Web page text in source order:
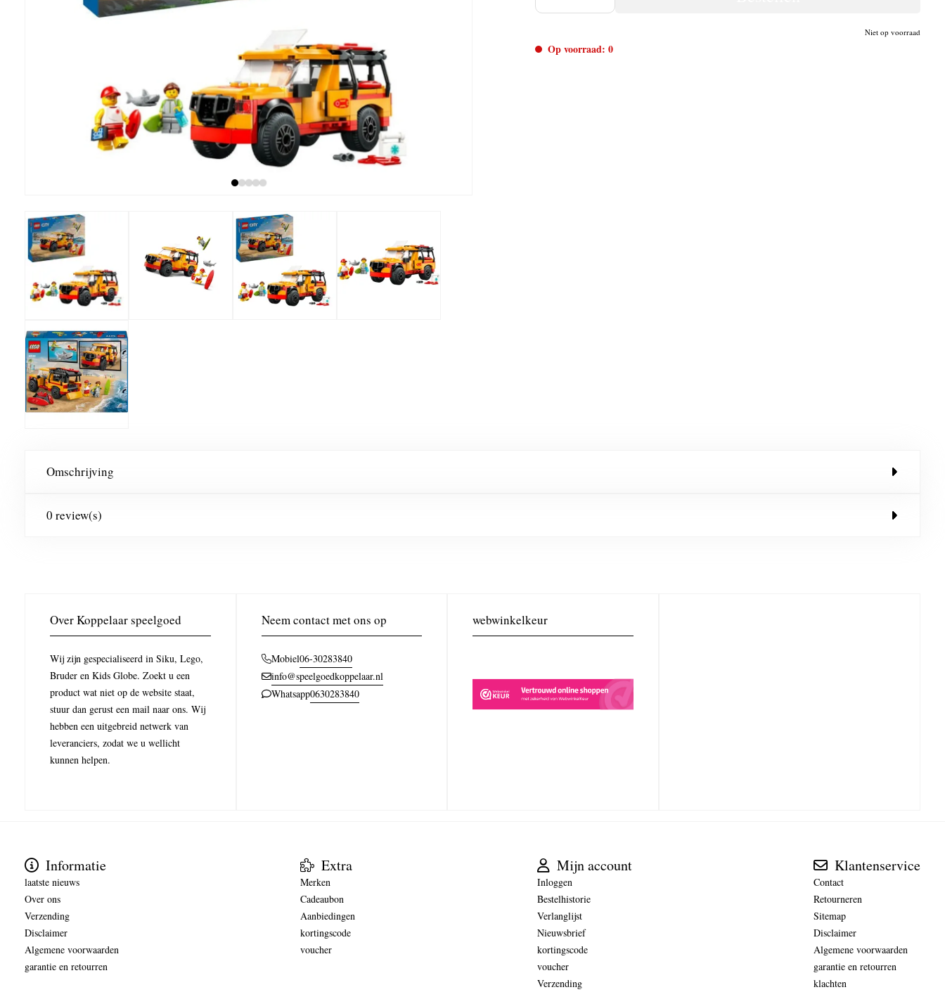
Niet op voorraad
Op voorraad: 0
Omschrijving
0 review(s)
Over Koppelaar speelgoed
Wij zijn gespecialiseerd in Siku, Lego,
Bruder en Kids Globe. Zoekt u een
product wat niet op de website staat,
stuur dan gerust een mail naar ons. Wij
hebben een uitgebreid netwerk van
leveranciers, zodat we u wellicht
kunnen helpen.
Neem contact met ons op
Mobiel06-30283840
info@speelgoedkoppelaar.nl
Whatsapp0630283840
webwinkelkeur
Informatie
laatste nieuws
Over ons
Verzending
Disclaimer
Algemene voorwaarden
garantie en retourren
Extra
Merken
Cadeaubon
Aanbiedingen
kortingscode
voucher
Mijn account
Inloggen
Bestelhistorie
Verlanglijst
Nieuwsbrief
kortingscode
voucher
Verzending
Klantenservice
Contact
Retourneren
Sitemap
Disclaimer
Algemene voorwaarden
garantie en retourren
klachten